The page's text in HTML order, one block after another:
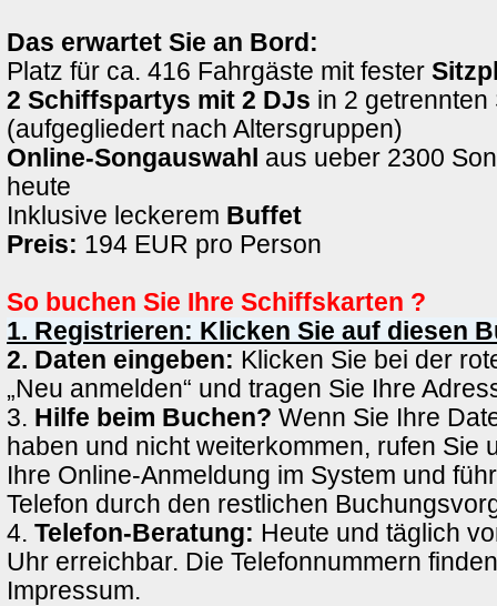
Das erwartet Sie an Bord:
Platz für ca. 416 Fahrgäste mit fester
2 Schiffspartys mit 2 DJs in 2 getrennten
(aufgegliedert nach Altersgruppen)
Online-Songauswahl aus ueber 2300
heute
Inklusive leckerem Buffet
Preis: 194 EUR pro Person
So buchen Sie Ihre Schiffskarten ?
1. Registrieren: Klicken Sie auf diesen
2. Daten eingeben: Klicken Sie bei der
„Neu anmelden“ und tragen Sie Ihre
3. Hilfe beim Buchen? Wenn Sie Ihre
haben und nicht weiterkommen, rufen Sie
Ihre Online-Anmeldung im System und
Telefon durch den restlichen
4. Telefon-Beratung: Heute und täglich
Uhr erreichbar. Die Telefonnummern
Impressum.